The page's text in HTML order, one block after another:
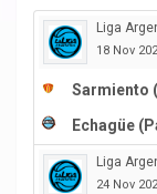
Liga
18 Nov
Sarmiento
Echagüe
Liga
24 Nov